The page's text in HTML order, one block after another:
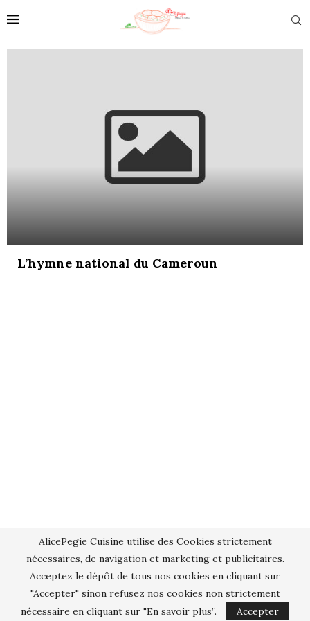
L’hymne national du Cameroun
AlicePegie Cuisine utilise des Cookies strictement
nécessaires, de navigation et marketing et publicitaires.
Acceptez le dépôt de tous nos cookies en cliquant sur
"Accepter" sinon refusez nos cookies non strictement
nécessaire en cliquant sur "En savoir plus”.
Accepter